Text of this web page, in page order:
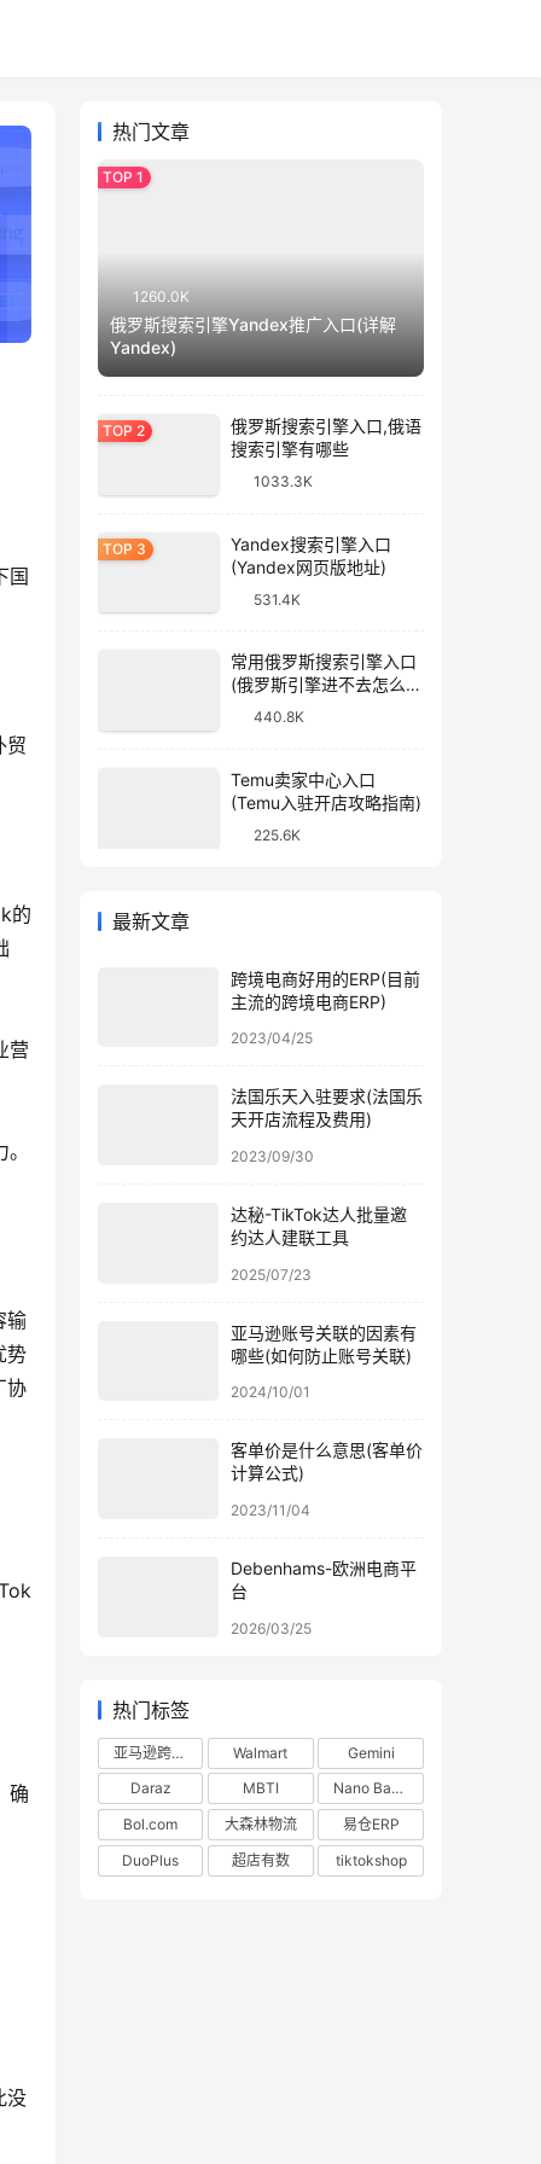
国
贸
的
营
输
势
协
确
没
热门文章
1260.0K
俄罗斯搜索引擎Yandex推广入口(详解
Yandex)
俄罗斯搜索引擎入口,俄语
搜索引擎有哪些
1033.3K
Yandex搜索引擎入口
(Yandex网页版地址)
531.4K
常用俄罗斯搜索引擎入口
(俄罗斯引擎进不去怎么
440.8K
Temu卖家中心入口
(Temu入驻开店攻略指南)
225.6K
最新文章
跨境电商好用的ERP(目前
主流的跨境电商ERP)
2023/04/25
法国乐天入驻要求(法国乐
天开店流程及费用)
2023/09/30
达秘-TikTok达人批量邀
约达人建联工具
2025/07/23
亚马逊账号关联的因素有
哪些(如何防止账号关联)
2024/10/01
客单价是什么意思(客单价
计算公式)
2023/11/04
Debenhams-欧洲电商平
台
2026/03/25
热门标签
亚马逊跨境电商 Walmart
Gemini
Daraz
MBTI
Nano Banana
Bol.com
大森林物流
易仓ERP
DuoPlus
超店有数 tiktokshop